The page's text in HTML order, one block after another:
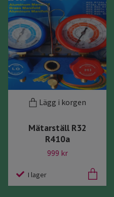
Lägg i korgen
Mätarställ R32
R410a
999 kr
I lager